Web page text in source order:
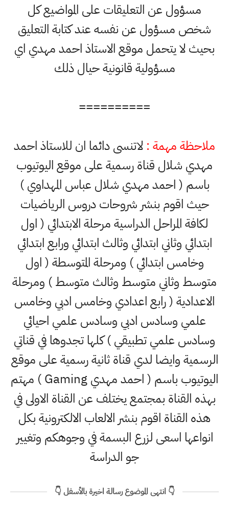
مسؤول عن التعليقات على المواضيع كل
شخص مسؤول عن نفسه عند كتابة التعليق
بحيث لا يتحمل موقع الاستاذ احمد مهدي اي
مسؤولية قانونية حيال ذلك
==========
ملاحظة مهمة : لاتنسى دائما ان للاستاذ احمد
مهدي شلال قناة رسمية على موقع اليوتيوب
باسم ( احمد مهدي شلال عباس المهداوي )
حيث اقوم بنشر شروحات دروس الرياضيات
لكافة المراحل الدراسية مرحلة الابتدائي ( اول
ابتدائي وثاني ابتدائي وثالث ابتدائي ورابع ابتدائي
وخامس ابتدائي ) ومرحلة المتوسطة ( اول
متوسط وثاني متوسط وثالث متوسط ) ومرحلة
الاعدادية ( رابع اعدادي وخامس ادبي وخامس
علمي وسادس ادبي وسادس علمي احيائي
وسادس علمي تطبيقي ) كلها تجدوها في قناتي
الرسمية وايضا لدي قناة ثانية رسمية على موقع
اليوتيوب باسم ( احمد مهدي Gaming ) مهتم
بهذه القناة بمجتمع يختلف عن القناة الاولى في
هذه القناة اقوم بنشر الالعاب الالكترونية بكل
انواعها اسعى لزرع البسمة في وجوهكم وتغيير
جو الدراسة
👇 انتهى الموضوع رسالة اخيرة بالأسفل 👇